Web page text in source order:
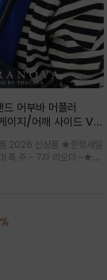
어부바 머플러
지/어깨 사이드 VN
이어드 니트 어부바숄/
조직감과 부드러운
조로
2026 신상품 ★한정세일
.폭.주 - 7차 리오더 ~★셔
매 끝단에 위치한 실버